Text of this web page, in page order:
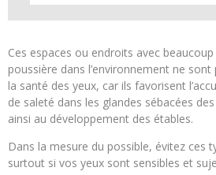
Ces espaces ou endroits avec
poussière dans l’environnement ne
la santé des yeux, car ils favorisent
de saleté dans les glandes sébacées
ainsi au développement des étables.
Dans la mesure du possible, évitez ces
surtout si vos yeux sont sensibles et